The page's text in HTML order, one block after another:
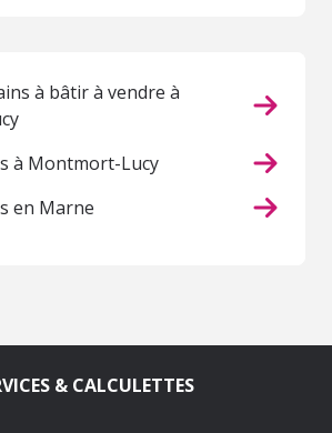
à bâtir à vendre à
à Montmort-Lucy
en Marne
& CALCULETTES